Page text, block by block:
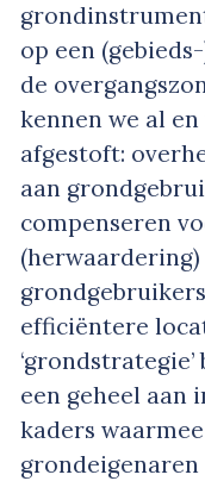
op een
de
kennen we al
afgestoft:
aan
compenseren
efficiëntere
een geheel aan
kaders